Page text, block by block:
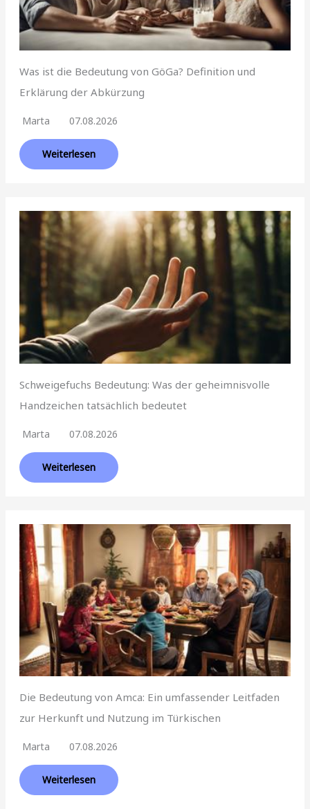
Was ist die Bedeutung von GöGa? Definition und
Erklärung der Abkürzung
Marta 07.08.2026
Weiterlesen
Schweigefuchs Bedeutung: Was der geheimnisvolle
Handzeichen tatsächlich bedeutet
Marta 07.08.2026
Weiterlesen
Die Bedeutung von Amca: Ein umfassender Leitfaden
zur Herkunft und Nutzung im Türkischen
Marta 07.08.2026
Weiterlesen